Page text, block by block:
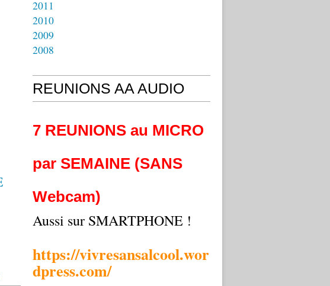
2011
2010
2009
2008
REUNIONS AA AUDIO
7 REUNIONS au MICRO
par SEMAINE (SANS
Webcam)
Aussi sur SMARTPHONE !
https://vivresansalcool.wor
dpress.com/